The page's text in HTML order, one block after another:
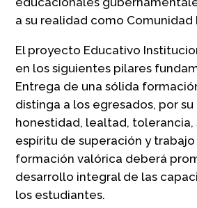
a su realidad como Comunidad
El proyecto Educativo
en los siguientes pilares
Entrega de una sólida
distinga a los egresados, por
honestidad, lealtad, tolerancia,
espíritu de superación y trabajo
formación valórica deberá
desarrollo integral de las
los estudiantes.